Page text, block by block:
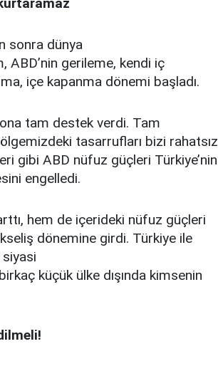
sonra dünya
ABD’nin gerileme, kendi iç
içe kapanma dönemi başladı.
tam destek verdi. Tam
tasarrufları bizi rahatsız
gibi ABD nüfuz güçleri Türkiye’nin
engelledi.
hem de içerideki nüfuz güçleri
dönemine girdi. Türkiye ile
küçük ülke dışında kimsenin